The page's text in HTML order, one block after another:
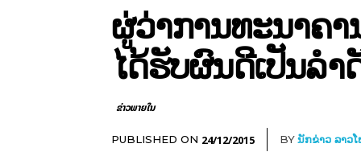
ຜູ່ວ່າການທະນາຄ
ໄດ້ຮັບຜົນດີເປັນລຳ
ຂ່າວພາຍ​ໃນ
PUBLISHED ON 24/12/2015 BYນັກຂ່າວ ລາວ